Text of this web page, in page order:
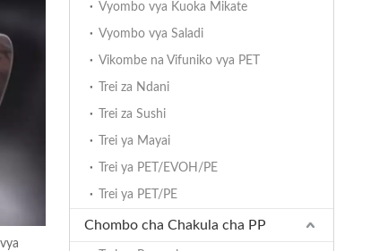
Vyombo vya Kuoka Mikate
Vyombo vya Saladi
Vikombe na Vifuniko vya PET
Trei za Ndani
Trei za Sushi
Trei ya Mayai
Trei ya PET/EVOH/PE
Trei ya PET/PE
Chombo cha Chakula cha PP